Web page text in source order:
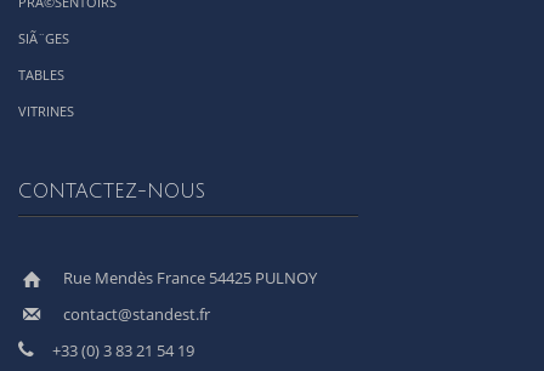
SIÃ¨GES
TABLES
VITRINES
CONTACTEZ-NOUS
Rue Mendès France 54425 PULNOY
contact@standest.fr
+33 (0) 3 83 21 54 19